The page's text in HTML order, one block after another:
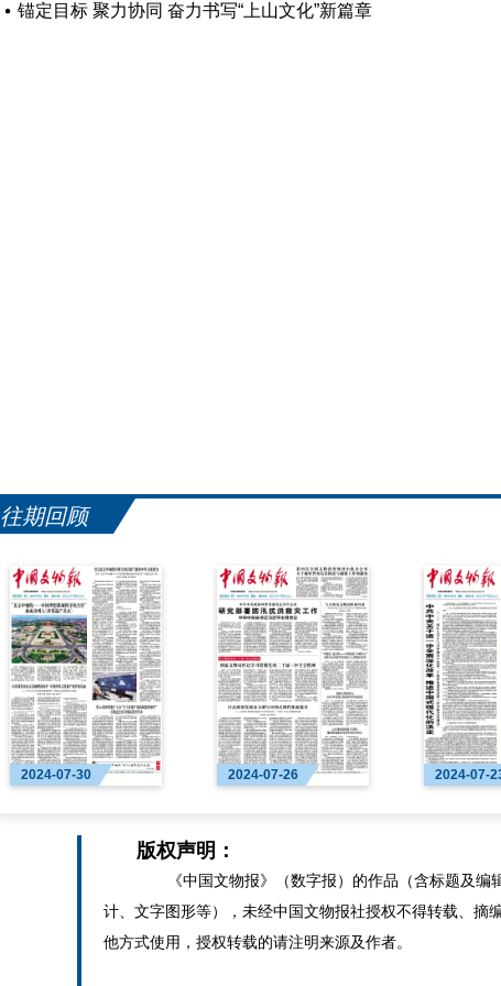
锚定目标 聚力协同 奋力书写“上山文化”新篇章
往期回顾
2024-07-30 2024-07-26 2024-07-
版权声明：
《中国文物报》（数字报）的作品（含标题及编
计、文字图形等），未经中国文物报社授权不得转载、摘
他方式使用，授权转载的请注明来源及作者。